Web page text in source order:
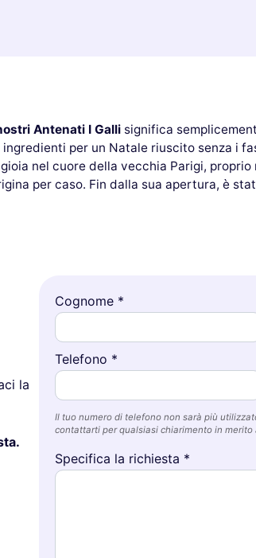
Antenati I Galli significa
per un Natale riuscito senza i
nel cuore della vecchia Parigi, proprio
per caso. Fin dalla sua apertura, è
la
Cognome *
Telefono *
Il tuo numero di telefono non sarà più
contattarti per qualsiasi chiarimento in merito
Specifica la richiesta *